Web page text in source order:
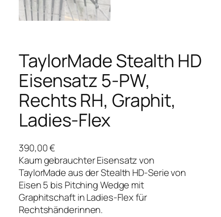
TaylorMade Stealth HD
Eisensatz 5-PW,
Rechts RH, Graphit,
Ladies-Flex
390,00€
Kaum gebrauchter Eisensatz von
TaylorMade aus der Stealth HD-Serie von
Eisen 5 bis Pitching Wedge mit
Graphitschaft in Ladies-Flex für
Rechtshänderinnen.